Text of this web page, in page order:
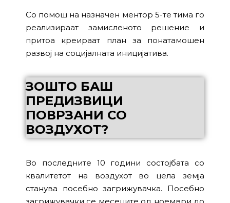
Со помош на назначен ментор 5-те тима го
реализираат замисленото решение и
притоа креираат план за понатамошен
развој на социјалната иницијатива.
ЗОШТО БАШ
ПРЕДИЗВИЦИ
ПОВРЗАНИ СО
ВОЗДУХОТ?
Во последните 10 години состојбата со
квалитетот на воздухот во цела земја
станува посебно загрижувачкa. Посебно